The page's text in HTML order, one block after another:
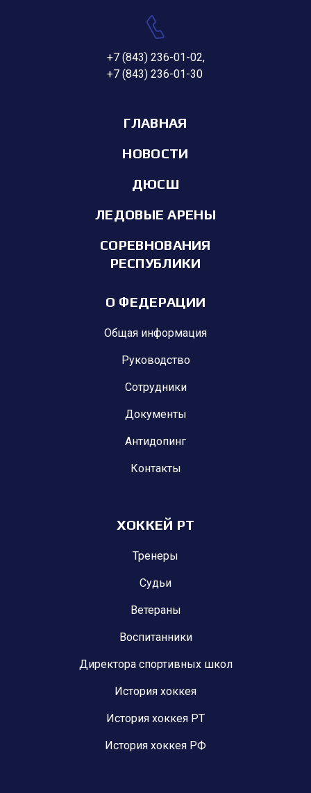
+7 (843) 236-01-02,
+7 (843) 236-01-30
ГЛАВНАЯ
НОВОСТИ
ДЮСШ
ЛЕДОВЫЕ АРЕНЫ
СОРЕВНОВАНИЯ
РЕСПУБЛИКИ
О ФЕДЕРАЦИИ
Общая информация
Руководство
Сотрудники
Документы
Антидопинг
Контакты
ХОККЕЙ РТ
Тренеры
Судьи
Ветераны
Воспитанники
Директора спортивных школ
История хоккея
История хоккея РТ
История хоккея РФ